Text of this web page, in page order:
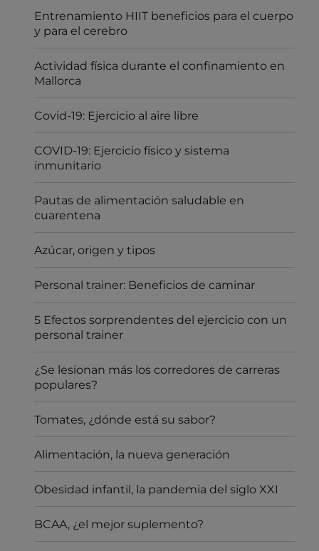
Entrenamiento HIIT beneficios para el cuerpo
y para el cerebro
Actividad física durante el confinamiento en
Mallorca
Covid-19: Ejercicio al aire libre
COVID-19: Ejercicio físico y sistema
inmunitario
Pautas de alimentación saludable en
cuarentena
Azúcar, origen y tipos
Personal trainer: Beneficios de caminar
5 Efectos sorprendentes del ejercicio con un
personal trainer
¿Se lesionan más los corredores de carreras
populares?
Tomates, ¿dónde está su sabor?
Alimentación, la nueva generación
Obesidad infantil, la pandemia del siglo XXI
BCAA, ¿el mejor suplemento?